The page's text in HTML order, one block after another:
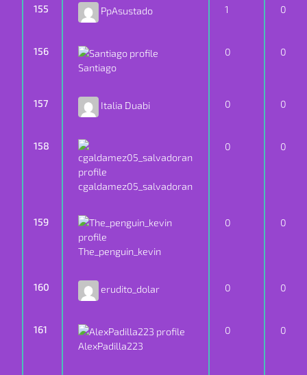
155 PpAsustado 1 0
156
Santiago
0 0
157 Italia Duabi 0 0
158
cgaldamez05_salvadoran
0 0
159
The_penguin_kevin
0 0
160 erudito_dolar 0 0
161
AlexPadilla223
0 0